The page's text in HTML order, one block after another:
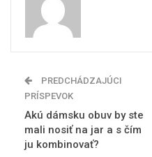
PREDCHÁDZAJÚCI
PRÍSPEVOK
Akú dámsku obuv by ste
mali nosiť na jar a s čím
ju kombinovať?